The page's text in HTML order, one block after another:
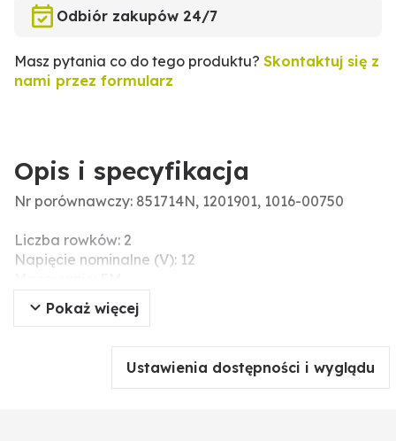
Odbiór zakupów 24/7
Masz pytania co do tego produktu? Skontaktuj się z
nami przez formularz
Opis i specyfikacja
Nr porównawczy: 851714N, 1201901, 1016-00750
Liczba rowków: 2
Napięcie nominalne (V): 12
Ilość oleju (ccm): 210
Ø koła pasowego (mm): 121
stosowaniu odpowiedniej ilości i typu oleju.
Spuścić olej ze sprężarki i ponownie napełnić
Pokaż więcej
Ustawienia dostępności i wyglądu